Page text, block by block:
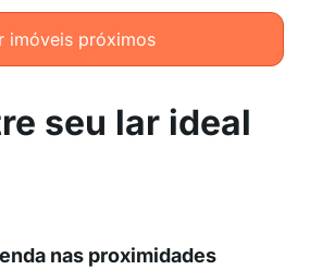
imóveis próximos
seu lar ideal
nas proximidades